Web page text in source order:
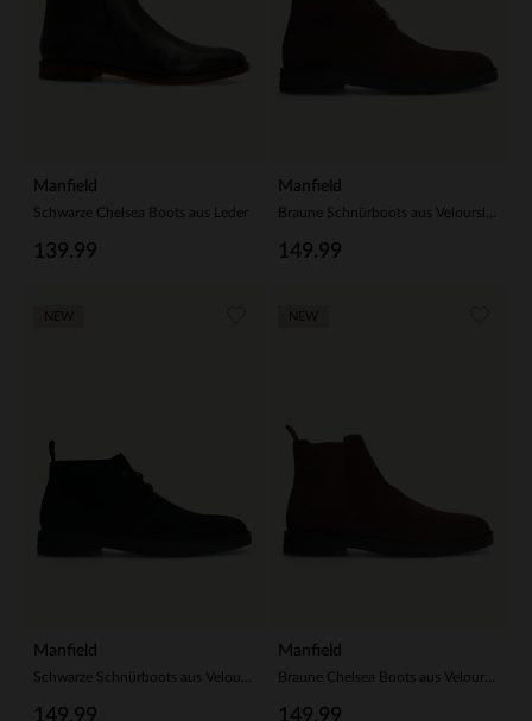
Manfield
Schwarze Chelsea Boots aus Leder
139.99
Manfield
149.99
Manfield
149.99
Manfield
Braune Chelsea Boots aus Veloursleder
149.99